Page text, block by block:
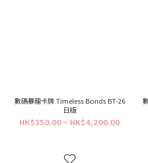
數碼暴龍卡牌 Timeless Bonds BT-26
日版
HK$350.00 ~ HK$4,200.00